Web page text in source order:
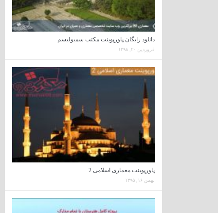
دانلود رایگان پاورپوینت مکتب سمبولیسم
فروردین ۲۰, ۱۳۹۸
پاورپوینت معماری اسلامی 2
بهمن ۱۶, ۱۳۹۵